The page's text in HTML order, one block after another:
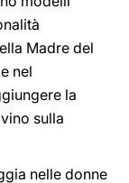
Madre del
nel
la
sulla
nelle donne